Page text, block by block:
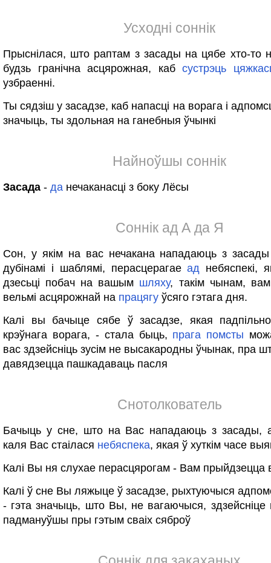
Усходні соннік
Прыснілася, што раптам з засады на цябе хто-то
будзь гранічна асцярожная, кабсустрэць
узбраенні.
Ты сядзіш у засадзе, каб напасці на ворага і
значыць, ты здольная на ганебныя ўчынкі
Найноўшы соннік
Засада - да нечаканасці з боку Лёсы
Соннік ад А да Я
Сон, у якім на вас нечакана нападаюць з
дубінамі і шаблямі, перасцерагаеад небяспекі,
дзесьці побач на вашым шляху, такім чынам,
вельмі асцярожнай на працягу ўсяго гэтага дня.
Калі вы бачыце сябе ў засадзе, якая
крэўнага ворага, - стала быць, прага помсты
вас здзейсніць зусім не высакародны ўчынак, пра
давядзецца пашкадаваць пасля
Снотолкователь
Бачыць у сне, што на Вас нападаюць з засады,
каля Вас стаілася небяспека, якая ў хуткім часе
Калі Вы ня слухае перасцярогам - Вам прыйдзецца
Калі ў сне Вы ляжыце ў засадзе, рыхтуючыся
- гэта значыць, што Вы, не вагаючыся, здзейсніце
падмануўшы пры гэтым сваіх сяброў